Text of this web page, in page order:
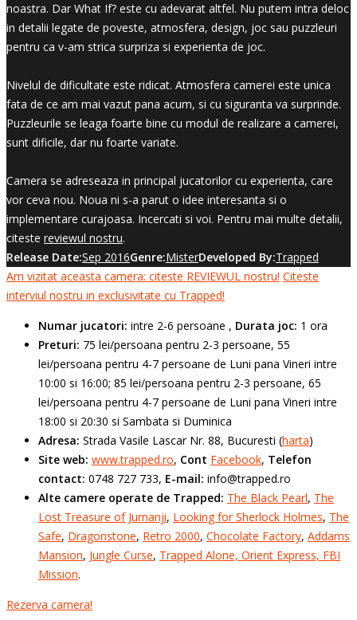
noastra. Dar What If? este cu adevarat altfel. Nu putem intra deloc
in detalii legate de poveste, atmosfera, design, joc sau puzzleuri
pentru ca v-am strica surpriza si experienta de joc.
Nivelul de dificultate este ridicat. Atmosfera camerei este unica
fata de ce am mai vazut pana acum, si cu siguranta va surprinde.
Puzzleurile se leaga foarte bine cu modul de realizare a camerei,
sunt dificile, dar nu foarte variate.
Camera se adreseaza in principal jucatorilor cu experienta, care
vor ceva nou. Noua ni s-a parut o idee interesanta si o
implementare curajoasa. Incercati si voi. Pentru mai multe detalii,
citeste reviewul nostru.
Release Date:Sep 2016Genre:MisterDeveloped By:Trapped
Am vizitat aceasta camera: citeste REVIEWUL nostru! Citeste
interviul nostru in exclusivitate cu Trapped!
Numar jucatori: intre 2-6 persoane , Durata joc: 1 ora
Preturi: 75 lei/persoana pentru 2-3 persoane, 55
lei/persoana pentru 4-7 persoane de Luni pana Vineri intre
10:00 si 16:00; 85 lei/persoana pentru 2-3 persoane, 65
lei/persoana pentru 4-7 persoane de Luni pana Vineri intre
18:00 si 20:30 si Sambata si Duminica
Adresa: Strada Vasile Lascar Nr. 88, Bucuresti (harta)
Site web: www.trapped.ro, Cont Facebook, Telefon
contact: 0748 727 733, E-mail: info@trapped.ro
Alte camere operate de Trapped: The Black Pearl, The
Lost Treasure of Jumanji, Looking for Sherlock Holmes, The
Safe, Dragonstone, Retro 2000, Chocolate Factory, Addams
Mansion, Jungle Curse, Trapped Alone, Orient Express, FBI
Mission.
Rezerva camera!